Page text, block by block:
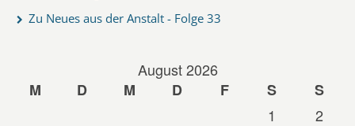
Zu Neues aus der Anstalt - Folge 33
August 2026
M
D M D F S
S
1
2